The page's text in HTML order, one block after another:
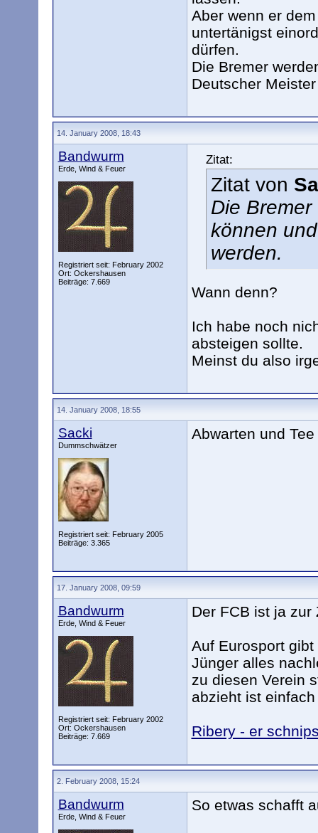
Aber wenn er
untertänigst
dürfen.
Die Bremer
Deutscher
14. January 2008, 18:43
Bandwurm
Erde, Wind & Feuer
Registriert seit: February 2002
Ort: Ockershausen
Beiträge: 7.669
Zitat:
Zitat von
Die
können
werden.
Wann denn?
Ich habe noch
absteigen sollte.
Meinst du also
14. January 2008, 18:55
Sacki
Dummschwätzer
Registriert seit: February 2005
Beiträge: 3.365
Abwarten und
17. January 2008, 09:59
Bandwurm
Erde, Wind & Feuer
Registriert seit: February 2002
Ort: Ockershausen
Beiträge: 7.669
Der FCB ist ja
Auf Eurosport
Jünger alles
zu diesen Verein
abzieht ist
Ribery - er
2. February 2008, 15:24
Bandwurm
Erde, Wind & Feuer
So etwas schafft